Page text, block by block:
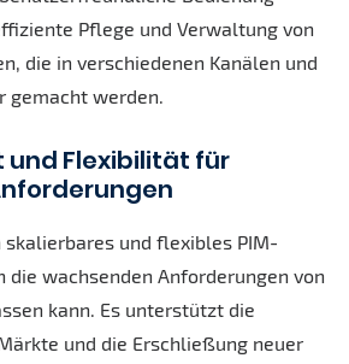
Pflege und Verwaltung von
die in verschiedenen Kanälen und
gemacht werden.
und Flexibilität für
skalierbares und flexibles PIM-
die wachsenden Anforderungen von
kann. Es unterstützt die
und die Erschließung neuer